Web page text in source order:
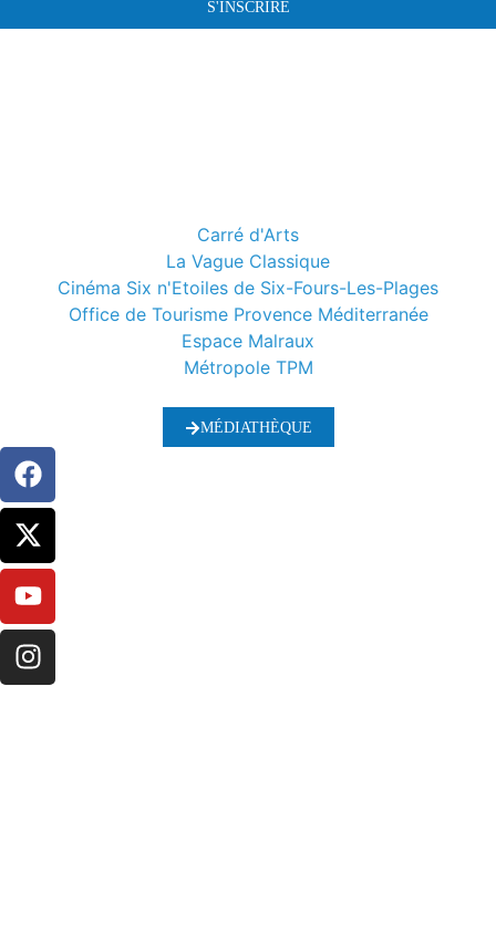
S'INSCRIRE
Carré d'Arts
La Vague Classique
Cinéma Six n'Etoiles de Six-Fours-Les-Plages
Office de Tourisme Provence Méditerranée
Espace Malraux
Métropole TPM
MÉDIATHÈQUE